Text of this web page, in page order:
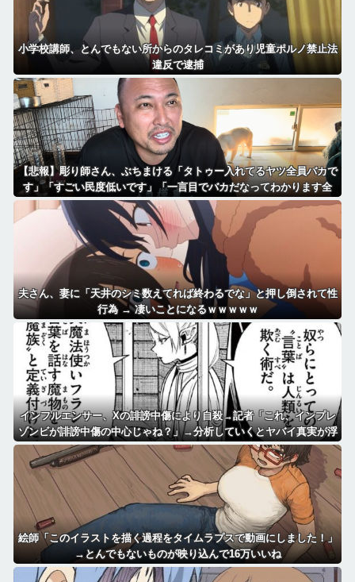
小学校講師、とんでもない所からのタレコミがあり児童ポルノ禁止法
違反で逮捕
【悲報】彫り師さん、ぶちまける「タトゥー入れてるヤツ全員バカで
す」「すごい民度低いです」「一言目でバカだなってわかります全
員」
夫さん、妻に「天井のシミ数えてれば終わるでな」と押し倒されて性
行為 → 凄いことになるｗｗｗｗｗ
インフルエンサー、Xの誹謗中傷により自殺→記者「これ、インプレ
ゾンビが誹謗中傷の中心じゃね？」→分析していくとヤバイ真実が浮
かび上がる
絵師「このイラストを描く過程をタイムラプスで動画にしました！」
→とんでもないものが映り込んで16万いいね